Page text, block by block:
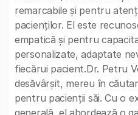
remarcabile și pentru
pacienților. El este
empatică și pentru
personalizate, adaptate
fiecărui pacient.Dr. Petru
desăvârșit, mereu în
pentru pacienții săi. Cu o
generală, el abordează o